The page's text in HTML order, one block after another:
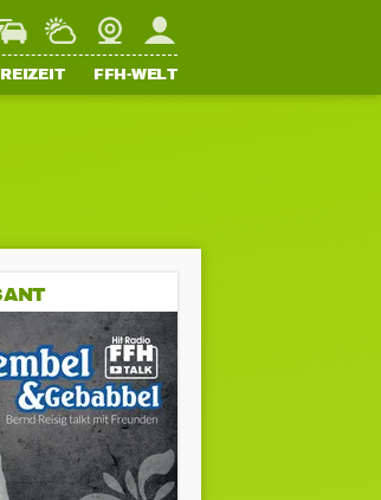
WetterWebcamMein FFH
FFH-WELT